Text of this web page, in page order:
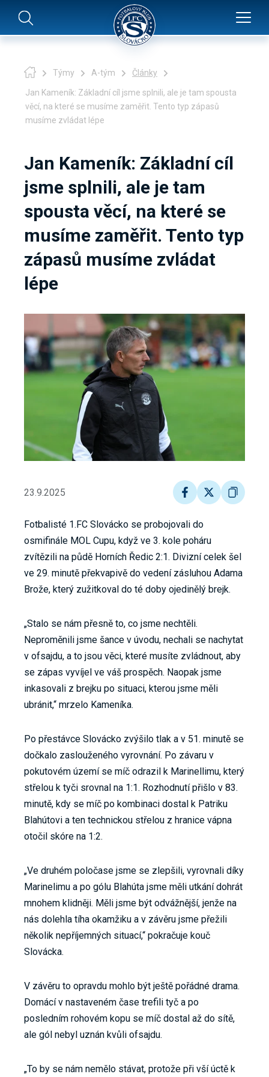
Týmy A-tým Články
Jan Kameník: Základní cíl jsme splnili, ale je tam spousta
věcí, na které se musíme zaměřit. Tento typ zápasů
musíme zvládat lépe
Jan Kameník: Základní cíl
jsme splnili, ale je tam
spousta věcí, na které se
musíme zaměřit. Tento typ
zápasů musíme zvládat
lépe
23.9.2025
Fotbalisté 1.FC Slovácko se probojovali do
osmifinále MOL Cupu, když ve 3. kole poháru
zvítězili na půdě Horních Ředic 2:1. Divizní celek šel
ve 29. minutě překvapivě do vedení zásluhou Adama
Brože, který zužitkoval do té doby ojedinělý brejk.
„Stalo se nám přesně to, co jsme nechtěli.
Neproměnili jsme šance v úvodu, nechali se nachytat
v ofsajdu, a to jsou věci, které musíte zvládnout, aby
se zápas vyvíjel ve váš prospěch. Naopak jsme
inkasovali z brejku po situaci, kterou jsme měli
ubránit,“ mrzelo Kameníka.
Po přestávce Slovácko zvýšilo tlak a v 51. minutě se
dočkalo zaslouženého vyrovnání. Po závaru v
pokutovém území se míč odrazil k Marinellimu, který
střelou k tyči srovnal na 1:1. Rozhodnutí přišlo v 83.
minutě, kdy se míč po kombinaci dostal k Patriku
Blahútovi a ten technickou střelou z hranice vápna
otočil skóre na 1:2.
„Ve druhém poločase jsme se zlepšili, vyrovnali díky
Marinelimu a po gólu Blahúta jsme měli utkání dohrát
mnohem klidněji. Měli jsme být odvážnější, jenže na
nás dolehla tíha okamžiku a v závěru jsme přežili
několik nepříjemných situací,“ pokračuje kouč
Slovácka.
V závěru to opravdu mohlo být ještě pořádné drama.
Domácí v nastaveném čase trefili tyč a po
posledním rohovém kopu se míč dostal až do sítě,
ale gól nebyl uznán kvůli ofsajdu.
„To by se nám nemělo stávat, protože při vší úctě k